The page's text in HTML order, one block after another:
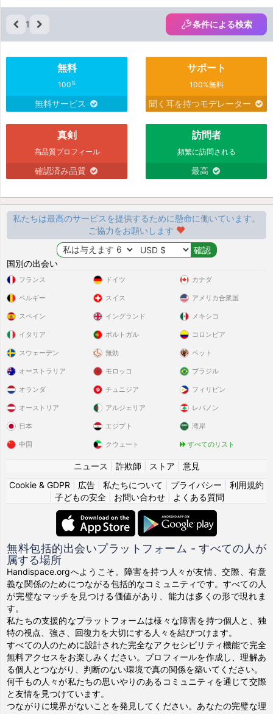
1 条件による検索
無料
100%
無料サービス
サポート
100%無料
聞く耳を持つモデレーター
真剣
高品質プロフィール
確認済み品質
訪問者
頻繁に訪問される
最高
私たちは最高のサービスを提供するために懸命に働いています。
ご協力をお願いします
国別の出会い
フランス
ベルギー
スペイン
イタリア
スウェーデン
ドイツ
スイス
イングランド
ポルトガル
無効
カナダ
アメリカ合衆国
メキシコ
コロンビア
ペット
オーストラリア
オランダ
オーストリア
日本
中国
モロッコ
チュニジア
アルジェリア
エジプト
クウェート
ブラジル
フィリピン
レバノン
湾岸
すべてのリスト
ニュース 詐欺師 ストア
意見
Cookie & GDPR
広告 私たちについて プライバシー
利用規約
子どもの安全| お問い合わせ| よくある質問
無料包括的出会いプラットフォーム - すべての人が
属する場所
Handispace.orgへようこそ。障害を持つ人々が友情、交際、有意
義な関係のためにつながる包括的なコミュニティです。すべての人
が完璧なマッチを見つける価値があり、能力は多くの形で現れま
す。
私たちの支援的なプラットフォームは様々な障害を持つ個人と、独
特の視点、強さ、回復力を大切にする人々を結びつけます。
すべての人のために設計された完全なアクセシビリティ機能で完全
無料アクセスをお楽しみください。プロフィールを作成し、理解あ
る個人とつながり、判断のない環境で真の関係を築いてください。
何千もの人々が私たちの思いやりのあるコミュニティを通じて交際
と友情を見つけています。
つながりに境界がないことを発見してください。あなたの完璧な理